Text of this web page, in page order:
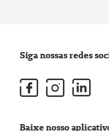
Siga nossas redes
Baixe nosso